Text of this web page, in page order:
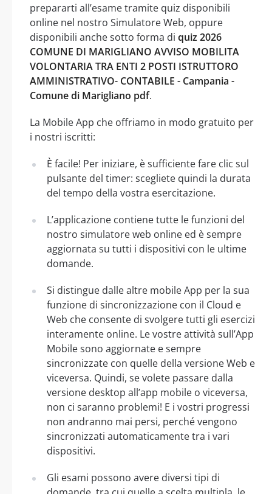
prepararti all’esame tramite quiz disponibili
online nel nostro Simulatore Web, oppure
disponibili anche sotto forma di quiz 2026
COMUNE DI MARIGLIANO AVVISO MOBILITA
VOLONTARIA TRA ENTI 2 POSTI ISTRUTTORO
AMMINISTRATIVO- CONTABILE - Campania -
Comune di Marigliano pdf.
La Mobile App che offriamo in modo gratuito per
i nostri iscritti:
È facile! Per iniziare, è sufficiente fare clic sul
pulsante del timer: scegliete quindi la durata
del tempo della vostra esercitazione.
L’applicazione contiene tutte le funzioni del
nostro simulatore web online ed è sempre
aggiornata su tutti i dispositivi con le ultime
domande.
Si distingue dalle altre mobile App per la sua
funzione di sincronizzazione con il Cloud e
Web che consente di svolgere tutti gli esercizi
interamente online. Le vostre attività sull’App
Mobile sono aggiornate e sempre
sincronizzate con quelle della versione Web e
viceversa. Quindi, se volete passare dalla
versione desktop all’app mobile o viceversa,
non ci saranno problemi! E i vostri progressi
non andranno mai persi, perché vengono
sincronizzati automaticamente tra i vari
dispositivi.
Gli esami possono avere diversi tipi di